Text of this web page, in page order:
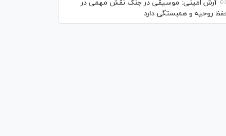
آرش امینی: موسیقی در جنگ نقش مهمی در
روحیه و همبستگی دارد